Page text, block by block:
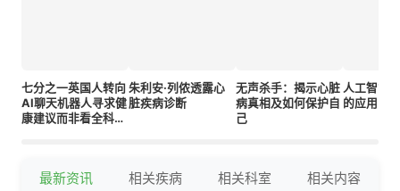
七分之一英国人转向
AI聊天机器人寻求健
康建议而非看全科医
朱利安·列侬透露心
脏疾病诊断
无声杀手：揭示心脏
病真相及如何保护自
己
人工智能
的应用：
最新资讯 相关疾病 相关科室 相关内容